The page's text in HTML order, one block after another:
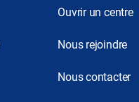
Ouvrir un centre
Nous rejoindre
Nous contacter